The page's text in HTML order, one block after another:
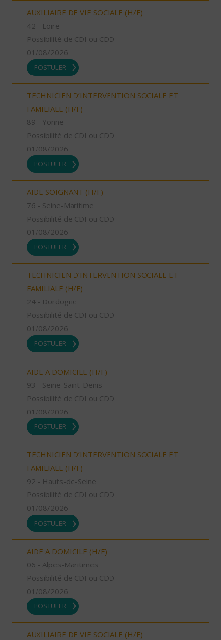
AUXILIAIRE DE VIE SOCIALE (H/F)
42 - Loire
Possibilité de CDI ou CDD
01/08/2026
POSTULER
TECHNICIEN D’INTERVENTION SOCIALE ET
FAMILIALE (H/F)
89 - Yonne
Possibilité de CDI ou CDD
01/08/2026
POSTULER
AIDE SOIGNANT (H/F)
76 - Seine-Maritime
Possibilité de CDI ou CDD
01/08/2026
POSTULER
TECHNICIEN D’INTERVENTION SOCIALE ET
FAMILIALE (H/F)
24 - Dordogne
Possibilité de CDI ou CDD
01/08/2026
POSTULER
AIDE A DOMICILE (H/F)
93 - Seine-Saint-Denis
Possibilité de CDI ou CDD
01/08/2026
POSTULER
TECHNICIEN D’INTERVENTION SOCIALE ET
FAMILIALE (H/F)
92 - Hauts-de-Seine
Possibilité de CDI ou CDD
01/08/2026
POSTULER
AIDE A DOMICILE (H/F)
06 - Alpes-Maritimes
Possibilité de CDI ou CDD
01/08/2026
POSTULER
AUXILIAIRE DE VIE SOCIALE (H/F)